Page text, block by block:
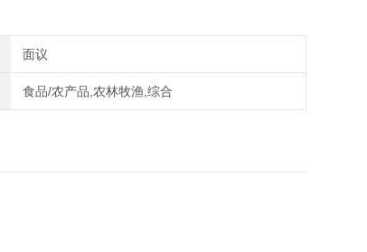
面议
食品/农产品,农林牧渔,综合